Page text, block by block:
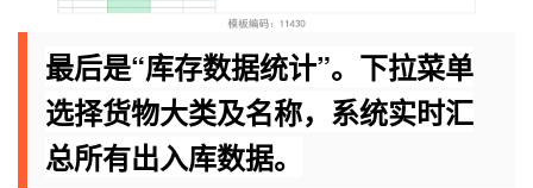
最后是“库存数据统计”。下拉菜单
选择货物大类及名称，系统实时汇
总所有出入库数据。